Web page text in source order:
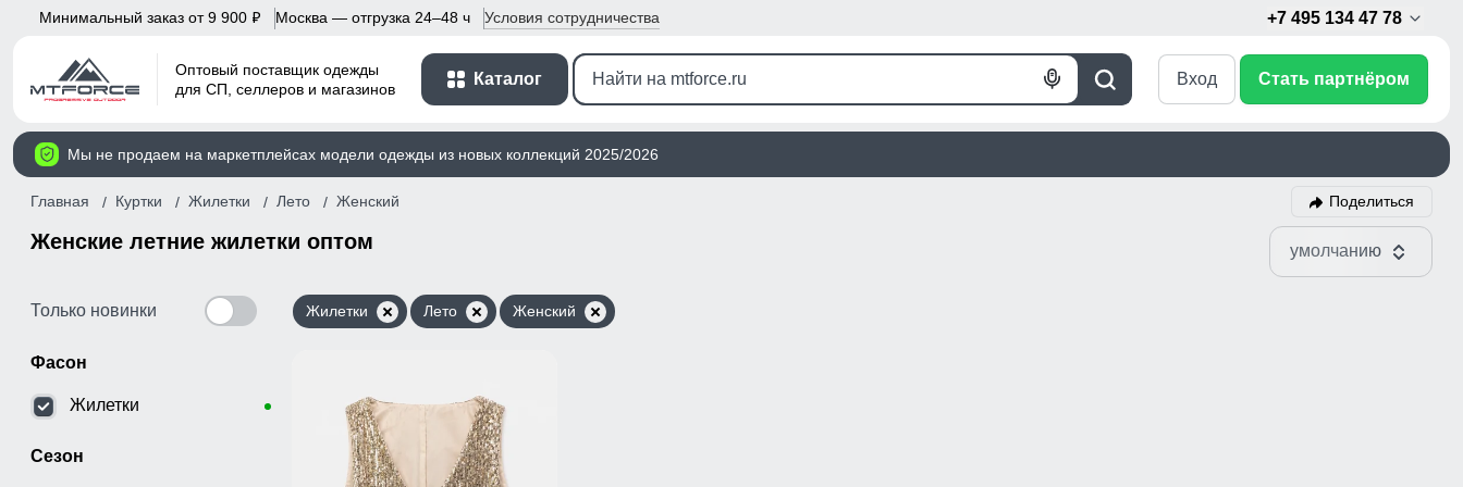
Минимальный заказ от 9 900 p Москва — отгрузка 24–48 ч Условия сотрудничества +7 495 134 47 78
Оптовый поставщик одежды
для СП, селлеров и магазинов
Каталог
Поиск
Голосовой
Вход Стать партнёром
Мы не продаем на маркетплейсах модели одежды из новых коллекций 2025/2026
Главная Куртки Жилетки Лето Женский Поделиться
Женские летние жилетки оптом умолчанию
Только новинки
Фасон
Жилетки
Сезон
Жилетки Лето Женский